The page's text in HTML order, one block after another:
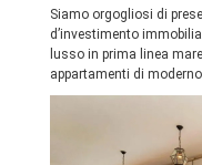
Siamo orgogliosi di
d’investimento
lusso in prima linea
appartamenti di